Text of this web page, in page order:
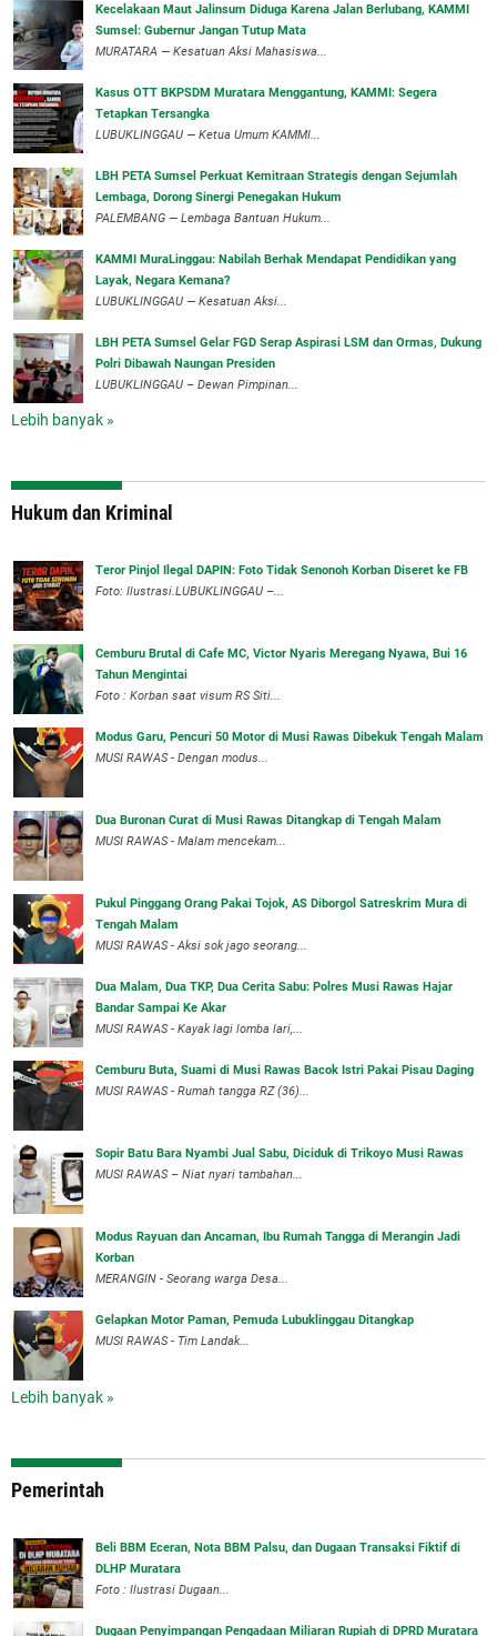
‎Kecelakaan Maut Jalinsum Diduga Karena Jalan Berlubang, KAMMI
Sumsel: Gubernur Jangan Tutup Mata
‎MURATARA — Kesatuan Aksi Mahasiswa...
‎Kasus OTT BKPSDM Muratara Menggantung, KAMMI: Segera
Tetapkan Tersangka
‎LUBUKLINGGAU — Ketua Umum KAMMI...
LBH PETA Sumsel Perkuat Kemitraan Strategis dengan Sejumlah
Lembaga, Dorong Sinergi Penegakan Hukum
PALEMBANG — Lembaga Bantuan Hukum...
‎KAMMI MuraLinggau: Nabilah Berhak Mendapat Pendidikan yang
Layak, Negara Kemana?
LUBUKLINGGAU — Kesatuan Aksi...
‎LBH PETA Sumsel Gelar FGD Serap Aspirasi LSM dan Ormas, Dukung
Polri Dibawah Naungan Presiden
‎LUBUKLINGGAU – Dewan Pimpinan...
Lebih banyak »
Hukum dan Kriminal
Teror Pinjol Ilegal DAPIN: Foto Tidak Senonoh Korban Diseret ke FB
Foto: Ilustrasi.LUBUKLINGGAU –...
Cemburu Brutal di Cafe MC, Victor Nyaris Meregang Nyawa, Bui 16
Tahun Mengintai
Foto : Korban saat visum RS Siti...
Modus Garu, Pencuri 50 Motor di Musi Rawas Dibekuk Tengah Malam
MUSI RAWAS - Dengan modus...
Dua Buronan Curat di Musi Rawas Ditangkap di Tengah Malam
MUSI RAWAS - Malam mencekam...
Pukul Pinggang Orang Pakai Tojok, AS Diborgol Satreskrim Mura di
Tengah Malam
MUSI RAWAS - Aksi sok jago seorang...
Dua Malam, Dua TKP, Dua Cerita Sabu: Polres Musi Rawas Hajar
Bandar Sampai Ke Akar
MUSI RAWAS - Kayak lagi lomba lari,...
Cemburu Buta, Suami di Musi Rawas Bacok Istri Pakai Pisau Daging
MUSI RAWAS - Rumah tangga RZ (36)...
Sopir Batu Bara Nyambi Jual Sabu, Diciduk di Trikoyo Musi Rawas
MUSI RAWAS – Niat nyari tambahan...
Modus Rayuan dan Ancaman, Ibu Rumah Tangga di Merangin Jadi
Korban
MERANGIN - Seorang warga Desa...
Gelapkan Motor Paman, Pemuda Lubuklinggau Ditangkap
MUSI RAWAS - Tim Landak...
Lebih banyak »
Pemerintah
‎Beli BBM Eceran, Nota BBM Palsu, dan Dugaan Transaksi Fiktif di
DLHP Muratara
Foto : Ilustrasi Dugaan...
‎Dugaan Penyimpangan Pengadaan Miliaran Rupiah di DPRD Muratara